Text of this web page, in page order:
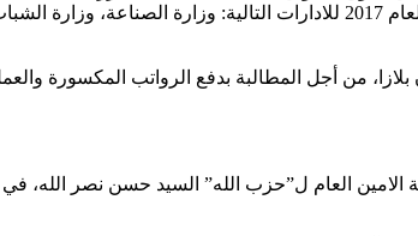
17,00 جلسة للجنة المال والموازنة، برئاسة النائب ابراهيم كنعان، لدرس مشروع قانون الموازنة العامة والموازنات الملحقة
بلازا، من أجل المطالبة بدفع الرواتب المكسورة
الامين العام ل”حزب الله” السيد حسن نصر الله، في